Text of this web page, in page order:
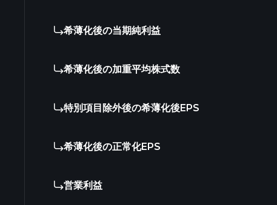
希薄化後の当期純利益
希薄化後の加重平均株式数
特別項目除外後の希薄化後EPS
希薄化後の正常化EPS
営業利益